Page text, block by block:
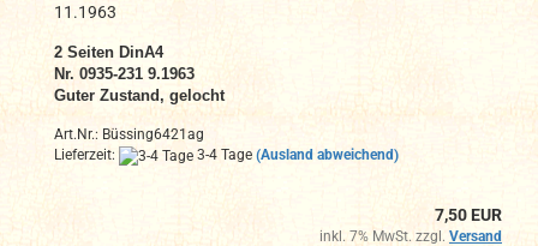
11.1963
2 Seiten DinA4
Nr. 0935-231 9.1963
Guter Zustand, gelocht
Art.Nr.: Büssing6421ag
Lieferzeit:
3-4 Tage (Ausland abweichend)
7,50 EUR
inkl. 7% MwSt. zzgl. Versand